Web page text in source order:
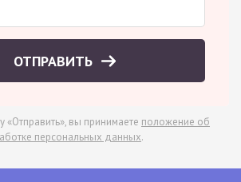
ОТПРАВИТЬ
«Отправить», вы принимаете положение об
персональных данных.